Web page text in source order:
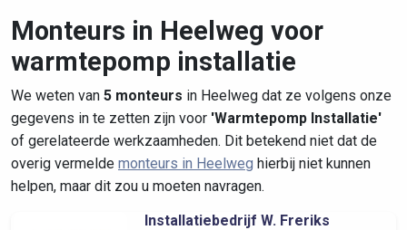
Monteurs in Heelweg voor
warmtepomp installatie
We weten van 5 monteurs in Heelweg dat ze volgens onze
gegevens in te zetten zijn voor 'Warmtepomp Installatie'
of gerelateerde werkzaamheden. Dit betekend niet dat de
overig vermelde monteurs in Heelweg hierbij niet kunnen
helpen, maar dit zou u moeten navragen.
Installatiebedrijf W. Freriks